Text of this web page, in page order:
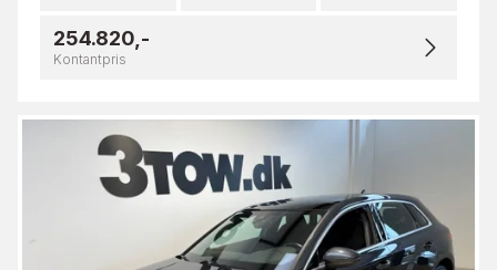
254.820,-
Kontantpris